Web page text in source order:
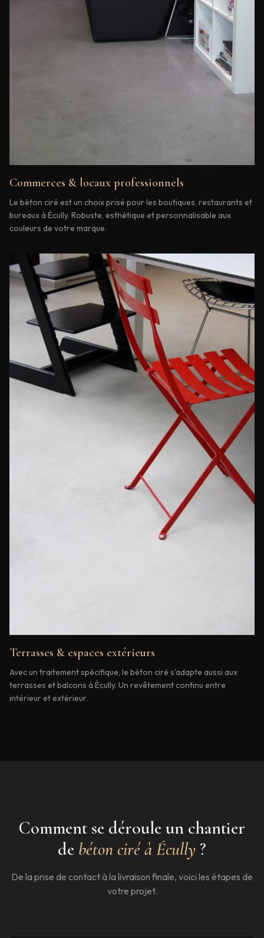
Commerces & locaux professionnels
Le béton ciré est un choix prisé pour les boutiques, restaurants et
bureaux à Écully. Robuste, esthétique et personnalisable aux
couleurs de votre marque.
Terrasses & espaces extérieurs
Avec un traitement spécifique, le béton ciré s'adapte aussi aux
terrasses et balcons à Écully. Un revêtement continu entre
intérieur et extérieur.
Comment se déroule un chantier
de béton ciré àÉcully ?
De la prise de contact à la livraison finale, voici les étapes de
votre projet.